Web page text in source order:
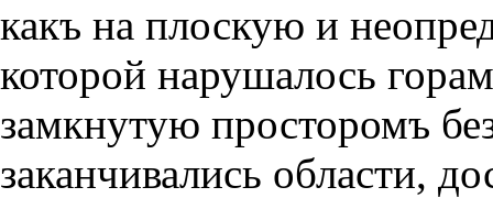
какъ на плоскую и
которой нарушалось
замкнутую просторомъ
заканчивались области,